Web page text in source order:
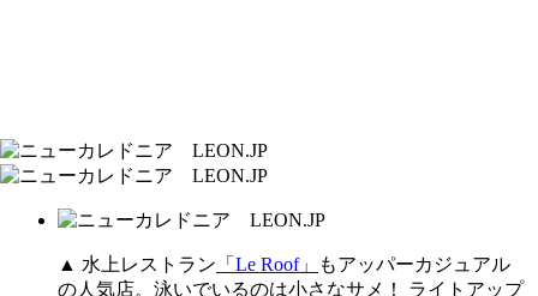
▲ 水上レストラン 「Le Roof」
もアッパーカジュアル
の人気店。泳いでいるのは小さなサメ！ ライトアップ